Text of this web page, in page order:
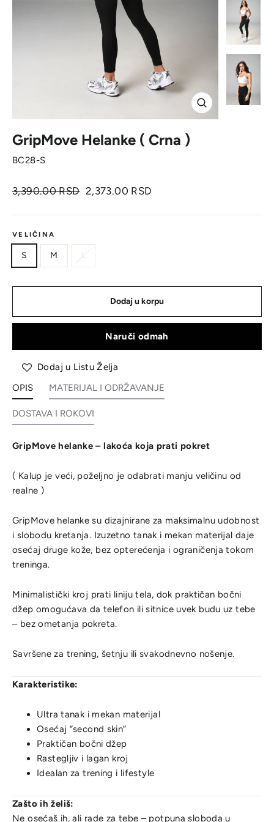
Zatvori
GripMove Helanke ( Crna )
BC28-S
Originalna
3,390.00 RSD Cena
popustom
2,373.00 RSD
VELIČINA
S M L
Dodaj u korpu
Naruči odmah
Dodaj u Listu Želja
OPIS
GripMove helanke – lakoća koja prati pokret
( Kalup je veći, poželjno je odabrati manju veličinu od
realne )
GripMove helanke su dizajnirane za maksimalnu udobnost
i slobodu kretanja. Izuzetno tanak i mekan materijal daje
osećaj druge kože, bez opterećenja i ograničenja tokom
treninga.
Minimalistički kroj prati liniju tela, dok praktičan bočni
džep omogućava da telefon ili sitnice uvek budu uz tebe
– bez ometanja pokreta.
Savršene za trening, šetnju ili svakodnevno nošenje.
Karakteristike:
Ultra tanak i mekan materijal
Osećaj “second skin”
Praktičan bočni džep
Rastegljiv i lagan kroj
Idealan za trening i lifestyle
Zašto ih želiš:
Ne osećaš ih, ali rade za tebe – potpuna sloboda u
MATERIJAL I ODRŽAVANJE
DOSTAVA I ROKOVI